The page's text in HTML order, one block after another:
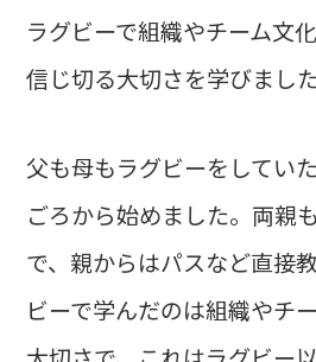
ラグビーで組織やチーム文
信じ切る大切さを学びまし
父も母もラグビーをしてい
ごろから始めました。両親
で、親からはパスなど直接
ビーで学んだのは組織やチ